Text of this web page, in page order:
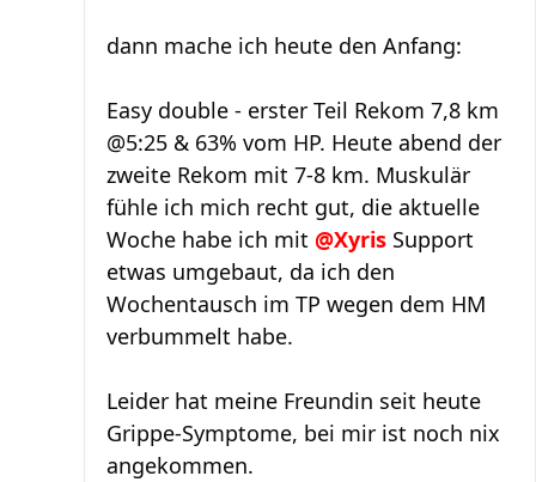
dann mache ich heute den Anfang:
Easy double - erster Teil Rekom 7,8 km
@5:25 & 63% vom HP. Heute abend der
zweite Rekom mit 7-8 km. Muskulär
fühle ich mich recht gut, die aktuelle
Woche habe ich mit @Xyris Support
etwas umgebaut, da ich den
Wochentausch im TP wegen dem HM
verbummelt habe.
Leider hat meine Freundin seit heute
Grippe-Symptome, bei mir ist noch nix
angekommen.